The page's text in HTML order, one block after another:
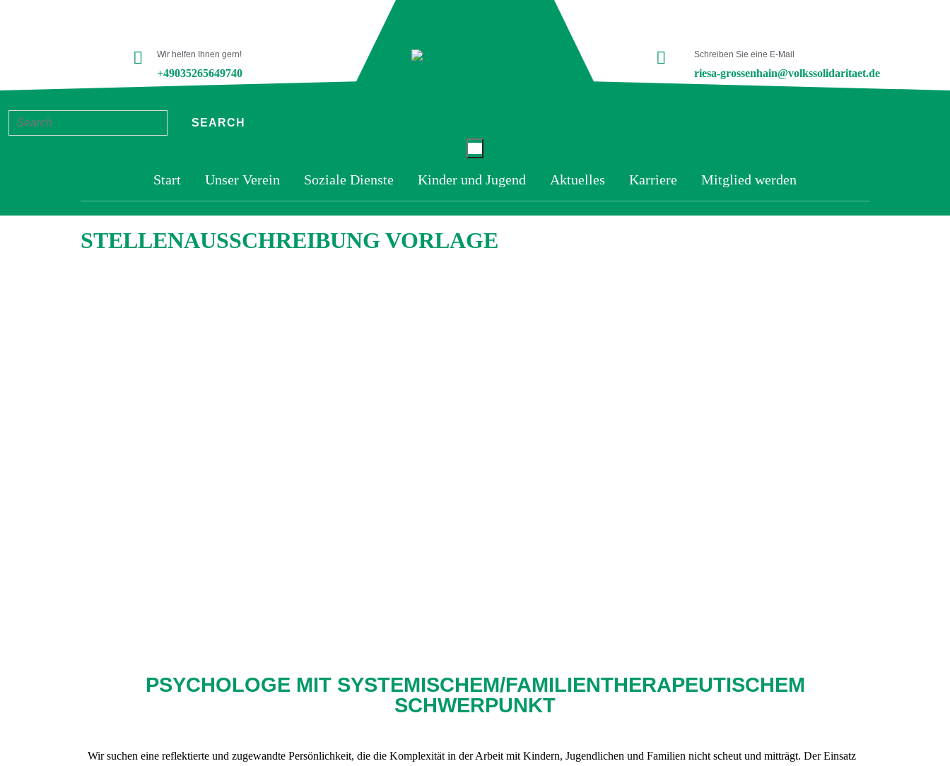
Wir helfen Ihnen gern!
+49035265649740
Schreiben Sie eine E-Mail
riesa-grossenhain@volkssolidaritaet.de
Start Unser Verein Soziale Dienste Kinder und Jugend Aktuelles Karriere Mitglied werden
STELLENAUSSCHREIBUNG VORLAGE
PSYCHOLOGE MIT SYSTEMISCHEM/FAMILIENTHERAPEUTISCHEM
SCHWERPUNKT
Wir suchen eine reflektierte und zugewandte Persönlichkeit, die die Komplexität in der Arbeit mit Kindern, Jugendlichen und Familien nicht scheut und mitträgt. Der Einsatz